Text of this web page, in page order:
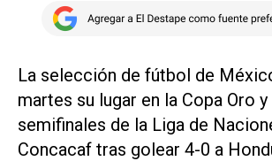
La selección de fútbol de
martes su lugar en la Copa Oro y
semifinales de la Liga de
Concacaf tras golear 4-0 a